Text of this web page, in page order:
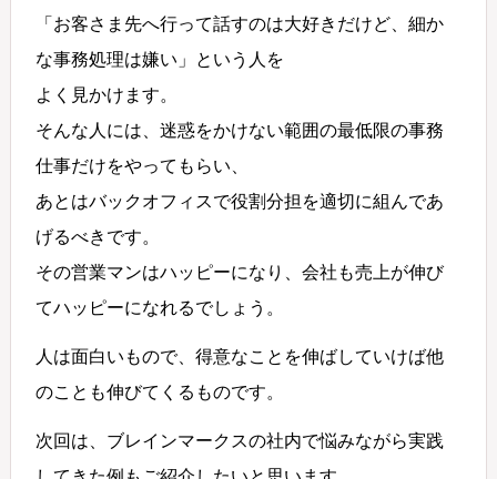
「お客さま先へ行って話すのは大好きだけど、細か
な事務処理は嫌い」という人を
よく見かけます。
そんな人には、迷惑をかけない範囲の最低限の事務
仕事だけをやってもらい、
あとはバックオフィスで役割分担を適切に組んであ
げるべきです。
その営業マンはハッピーになり、会社も売上が伸び
てハッピーになれるでしょう。
人は面白いもので、得意なことを伸ばしていけば他
のことも伸びてくるものです。
次回は、ブレインマークスの社内で悩みながら実践